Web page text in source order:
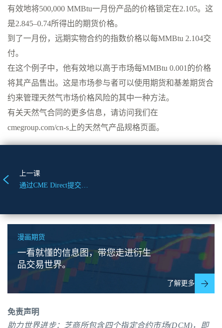
有效地将500,000 MMBtu一月份产品的价格锁定在2.105。这
是2.845–0.74所得出的期货价格。
到了一月份，远期实物合约的指数价格以每MMBtu 2.104交
付。
在这个例子中，他有效地以高于市场每MMBtu 0.001的价格
将其产品售出。这是市场参与者可以使用期货和基差期货合
约来管理天然气市场价格风险的其中一种方法。
有关天然气合同的更多信息，请访问我们在
cmegroup.com/cn-s上的天然气产品规格页面。
上一课
通过CME Direct提交亨利港天然气期权询价（RFQ）
漫画期货
一看就懂的信息图，带您走进衍生
品交易世界。
了解更多
免责声明
助力世界进步：芝商所包含四个指定合约市场(DCM)，即